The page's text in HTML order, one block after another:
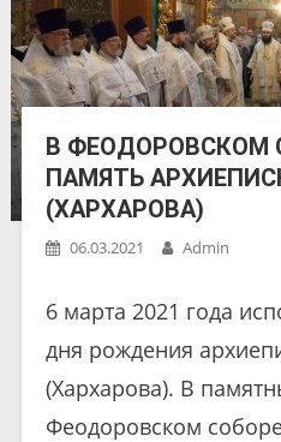
В ФЕОДОРОВСКОМ
ПАМЯТЬ
(ХАРХАРОВА)
06.03.2021 Admin
6 марта 2021 года
дня рождения
(Хархарова). В
Феодоровском